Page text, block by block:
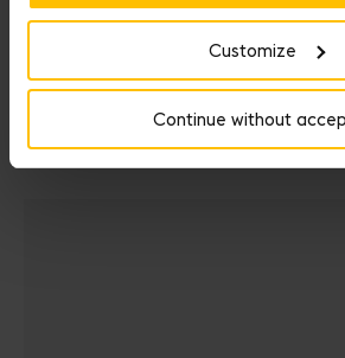
Customize
Continue without